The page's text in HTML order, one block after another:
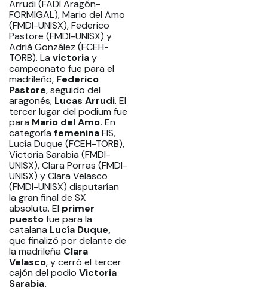
Arrudi (FADI Aragón-
FORMIGAL), Mario del Amo
(FMDI-UNISX), Federico
Pastore (FMDI-UNISX) y
Adrià González (FCEH-
TORB). La victoriay
campeonato fue para el
madrileño, Federico
Pastore, seguido del
aragonés, Lucas Arrudi. El
tercer lugar del podium fue
para Mario del Amo. En
categoría femeninaFIS,
Lucía Duque (FCEH-TORB),
Victoria Sarabia (FMDI-
UNISX), Clara Porras (FMDI-
UNISX) y Clara Velasco
(FMDI-UNISX) disputarían
la gran final de SX
absoluta. El primer
puestofue para la
catalana Lucía Duque,
que finalizó por delante de
la madrileña Clara
Velasco, y cerró el tercer
cajón del podio Victoria
Sarabia.